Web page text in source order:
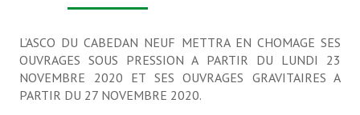
L'entretien du Canal
Equipes et métiers
FOIRE AUX QUESTIONS
L’ASCO DU CABEDAN NEUF METTRA EN CHOMAGE SES
OUVRAGES SOUS PRESSION A PARTIR DU LUNDI 23
NOVEMBRE 2020 ET SES OUVRAGES GRAVITAIRES A
PARTIR DU 27 NOVEMBRE 2020.